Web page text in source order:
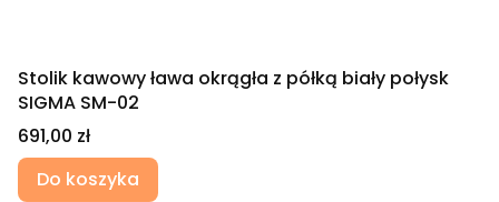
Stolik kawowy ława okrągła z półką biały połysk
SIGMA SM-02
Cena
691,00 zł
Do koszyka